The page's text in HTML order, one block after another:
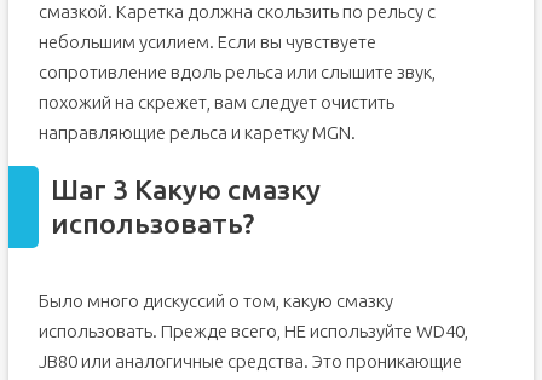
смазкой. Каретка должна скользить по рельсу с
небольшим усилием. Если вы чувствуете
сопротивление вдоль рельса или слышите звук,
похожий на скрежет, вам следует очистить
направляющие рельса и каретку MGN.
Шаг 3 Какую смазку
использовать?
Было много дискуссий о том, какую смазку
использовать. Прежде всего, НЕ используйте WD40,
JB80 или аналогичные средства. Это проникающие